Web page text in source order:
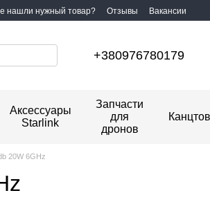
нашли нужный товар? Отзывы Вакансии
+380976780179
Аксессуары
Starlink
Запчасти
для
дронов
20W 6GHz